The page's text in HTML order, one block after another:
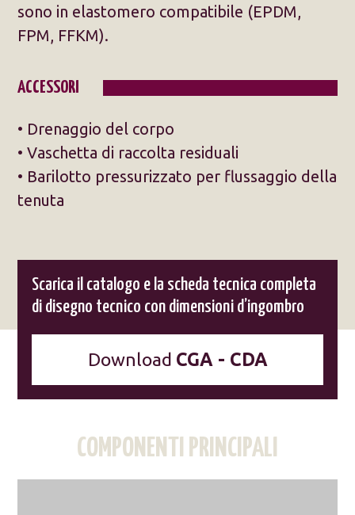
sono in elastomero compatibile (EPDM,
FPM, FFKM).
ACCESSORI
• Drenaggio del corpo
• Vaschetta di raccolta residuali
• Barilotto pressurizzato per flussaggio della
tenuta
Scarica il catalogo e la scheda tecnica completa
di disegno tecnico con dimensioni d’ingombro
Download CGA - CDA
COMPONENTI PRINCIPALI